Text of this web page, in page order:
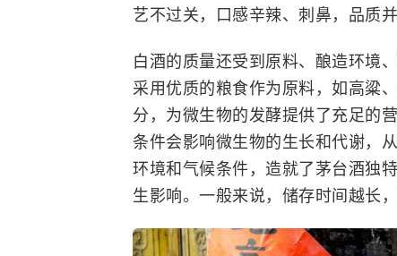
艺不过关，口感辛辣、刺鼻，品质并
白酒的质量还受到原料、酿造环境
采用优质的粮食作为原料，如高粱
分，为微生物的发酵提供了充足的
条件会影响微生物的生长和代谢，
环境和气候条件，造就了茅台酒独
生影响。一般来说，储存时间越长